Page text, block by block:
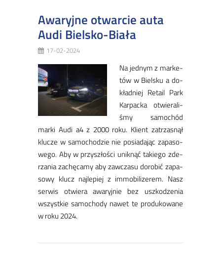
Awaryjne otwarcie auta
Audi Bielsko-Biała
17-02-2024
Na jed­nym z mar­ke­
tów w Biel­sku a do­
kład­niej Re­ta­il Park
Kar­pac­ka otwie­ra­li­
śmy sa­mo­chód
mar­ki Au­di a4 z 2000 ro­ku. Klient za­trza­snął
klu­cze w sa­mo­cho­dzie nie po­sia­da­jąc za­pa­so­
we­go. Aby w przy­szło­ści unik­nąć ta­kie­go zde­
rza­nia za­chę­ca­my aby za­wcza­su do­ro­bić za­pa­
so­wy klucz naj­le­piej z im­mo­bi­li­ze­rem. Nasz
ser­wis otwie­ra awa­ryj­nie bez uszko­dze­nia
wszyst­kie sa­mo­cho­dy na­wet te pro­du­ko­wa­ne
w ro­ku 2024.